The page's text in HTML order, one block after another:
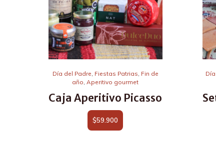
Día del Padre, Fiestas Patrias, Fin de
año,Aperitivo gourmet
Caja Aperitivo Picasso
$59.900